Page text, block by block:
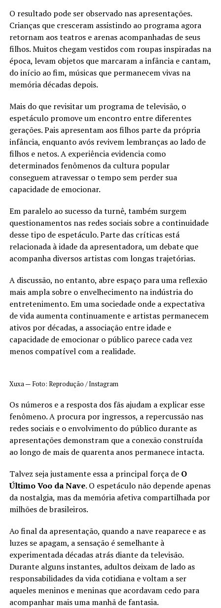
O resultado pode ser observado nas apresentações.
Crianças que cresceram assistindo ao programa agora
retornam aos teatros e arenas acompanhadas de seus
filhos. Muitos chegam vestidos com roupas inspiradas na
época, levam objetos que marcaram a infância e cantam,
do início ao fim, músicas que permanecem vivas na
memória décadas depois.
Mais do que revisitar um programa de televisão, o
espetáculo promove um encontro entre diferentes
gerações. Pais apresentam aos filhos parte da própria
infância, enquanto avós revivem lembranças ao lado de
filhos e netos. A experiência evidencia como
determinados fenômenos da cultura popular
conseguem atravessar o tempo sem perder sua
capacidade de emocionar.
Em paralelo ao sucesso da turnê, também surgem
questionamentos nas redes sociais sobre a continuidade
desse tipo de espetáculo. Parte das críticas está
relacionada à idade da apresentadora, um debate que
acompanha diversos artistas com longas trajetórias.
A discussão, no entanto, abre espaço para uma reflexão
mais ampla sobre o envelhecimento na indústria do
entretenimento. Em uma sociedade onde a expectativa
de vida aumenta continuamente e artistas permanecem
ativos por décadas, a associação entre idade e
capacidade de emocionar o público parece cada vez
menos compatível com a realidade.
Xuxa — Foto: Reprodução / Instagram
Os números e a resposta dos fãs ajudam a explicar esse
fenômeno. A procura por ingressos, a repercussão nas
redes sociais e o envolvimento do público durante as
apresentações demonstram que a conexão construída
ao longo de mais de quarenta anos permanece intacta.
Talvez seja justamente essa a principal força de O
Último Voo da Nave. O espetáculo não depende apenas
da nostalgia, mas da memória afetiva compartilhada por
milhões de brasileiros.
Ao final da apresentação, quando a nave reaparece e as
luzes se apagam, a sensação é semelhante à
experimentada décadas atrás diante da televisão.
Durante alguns instantes, adultos deixam de lado as
responsabilidades da vida cotidiana e voltam a ser
aqueles meninos e meninas que acordavam cedo para
acompanhar mais uma manhã de fantasia.